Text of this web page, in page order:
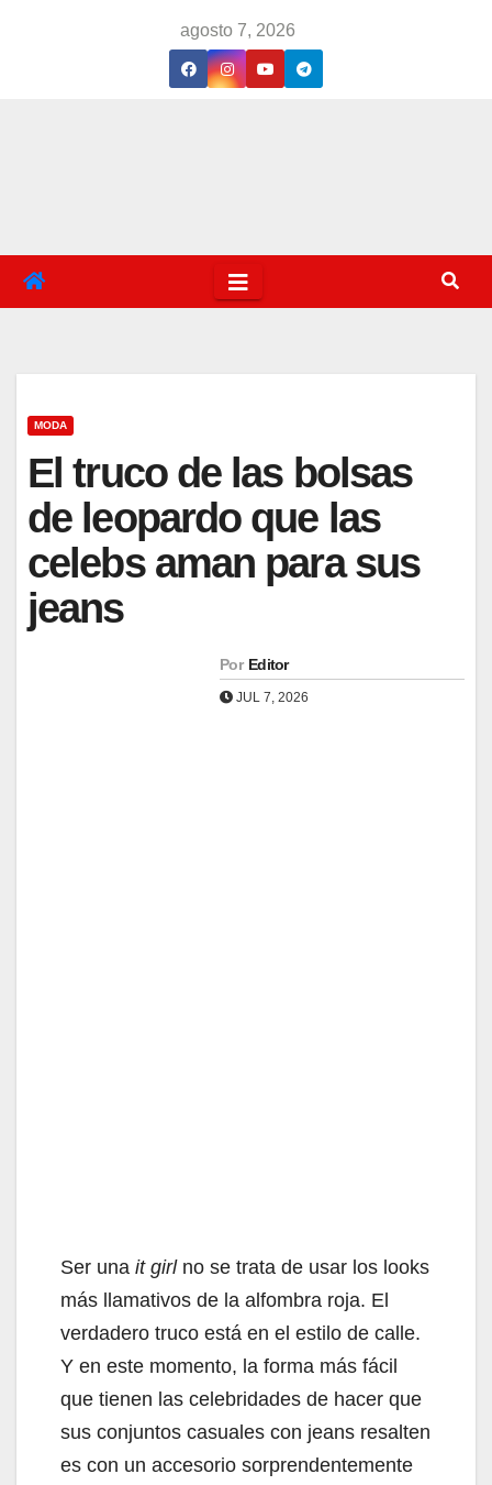
agosto 7, 2026
MODA
El truco de las bolsas
de leopardo que las
celebs aman para sus
jeans
Por Editor
JUL 7, 2026
Ser una it girlno se trata de usar los looks
más llamativos de la alfombra roja. El
verdadero truco está en el estilo de calle.
Y en este momento, la forma más fácil
que tienen las celebridades de hacer que
sus conjuntos casuales con jeans resalten
es con un accesorio sorprendentemente